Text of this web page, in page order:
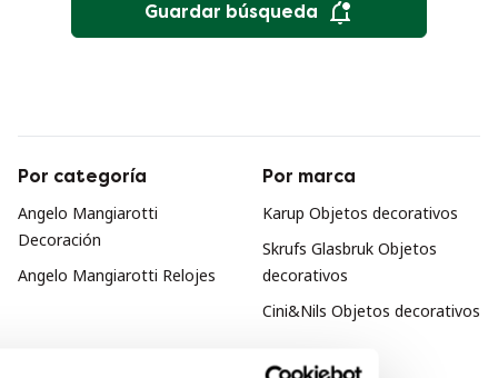
Guardar búsqueda
Por categoría
Angelo Mangiarotti
Decoración
Angelo Mangiarotti Relojes
Por marca
Karup Objetos decorativos
Skrufs Glasbruk Objetos
decorativos
Cini&Nils Objetos decorativos
Por estilo